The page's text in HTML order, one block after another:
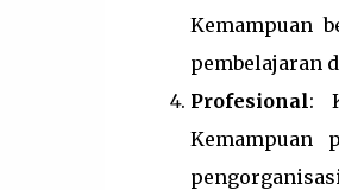
Kemampuan
pembelajaran
Profesional:
Kemampuan